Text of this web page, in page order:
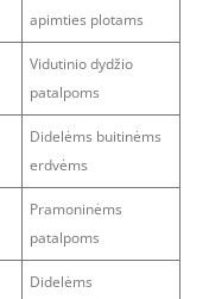
apimties plotams
Vidutinio dydžio
patalpoms
Didelėms buitinėms
erdvėms
Pramoninėms
patalpoms
Didelėms